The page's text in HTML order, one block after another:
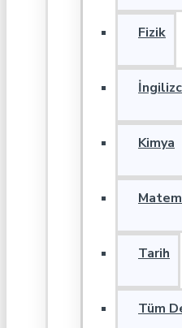
Fizik
Kimya
Tarih
Tüm